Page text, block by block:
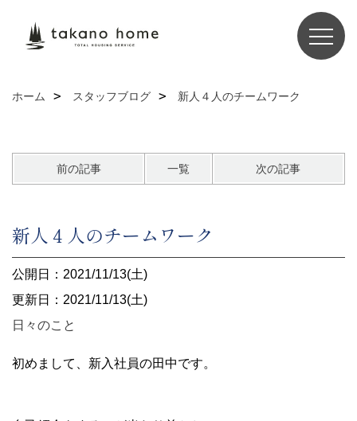
ホーム スタッフブログ 新人４人のチームワーク
前の記事 一覧 次の記事
新人４人のチームワーク
公開日：2021/11/13(土)
更新日：2021/11/13(土)
日々のこと
初めまして、新入社員の田中です。